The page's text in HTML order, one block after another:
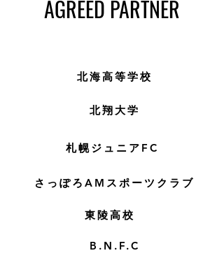
AGREED ​PARTNER
北海高等学校
​北翔大学
​札幌ジュニアFC
さっぽろAMスポーツクラブ
​東陵高校
​B.N.F.C